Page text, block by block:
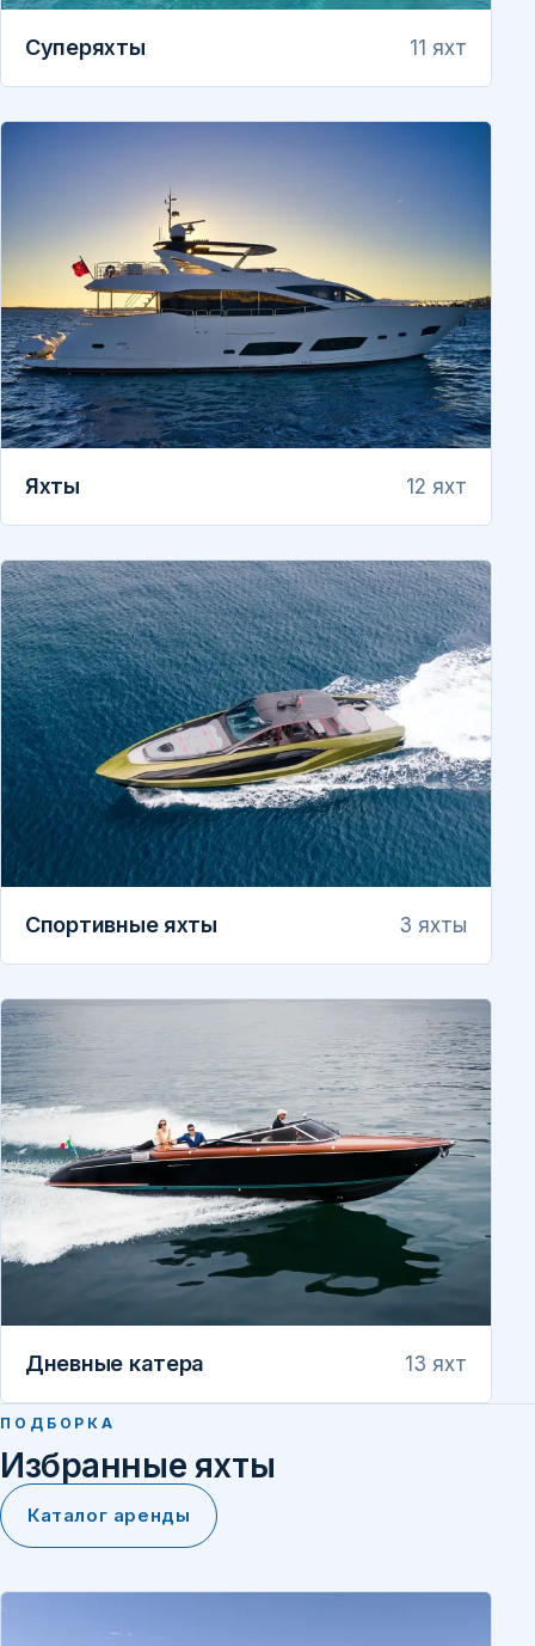
Суперяхты 11 яхт
Яхты 12 яхт
Спортивные яхты 3 яхты
Дневные катера 13 яхт
ПОДБОРКА
Избранные яхты
Каталог аренды